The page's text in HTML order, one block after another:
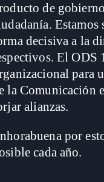
de
decisiva a la
El ODS
para
la Comunicación
alianzas.
por
cada año.